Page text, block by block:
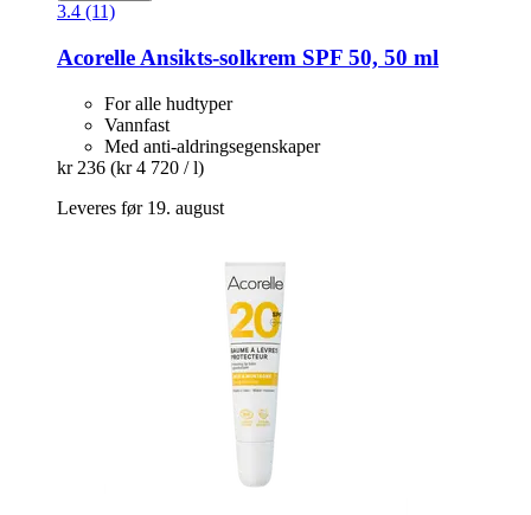
3.4 (11)
Acorelle Ansikts-​solkrem SPF 50, 50 ml
For alle hudtyper
Vannfast
Med anti-aldringsegenskaper
kr 236 (kr 4 720 / l)
Leveres før 19. august